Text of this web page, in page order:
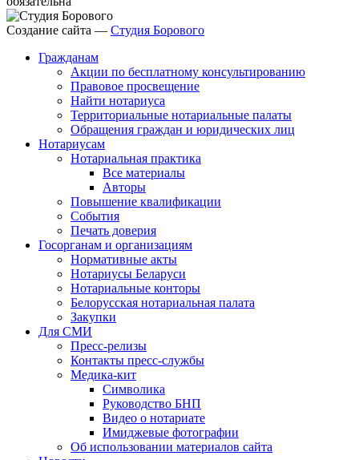
Создание сайта — Студия Борового
Гражданам
Акции по бесплатному консультированию
Правовое просвещение
Найти нотариуса
Территориальные нотариальные палаты
Обращения граждан и юридических лиц
Нотариусам
Нотариальная практика
Все материалы
Авторы
Повышение квалификации
События
Печать доверия
Госорганам и организациям
Нормативные акты
Нотариусы Беларуси
Нотариальные конторы
Белорусская нотариальная палата
Закупки
Для СМИ
Пресс-релизы
Контакты пресс-службы
Медика-кит
Символика
Руководство БНП
Видео о нотариате
Имиджевые фотографии
Об использовании материалов сайта